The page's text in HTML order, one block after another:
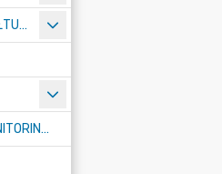
GMINNA RADA SENIORÓW W PUŁTUSKU
WYKAZ MIEJSC OBJĘTYCH MONITORINGIEM